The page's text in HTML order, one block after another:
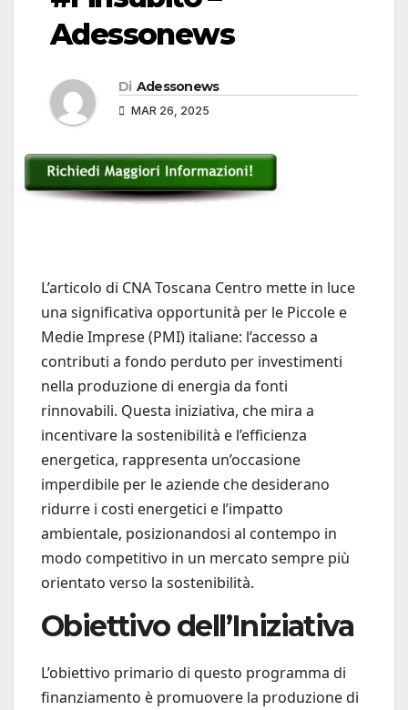
Adessonews
Di Adessonews
MAR 26, 2025
L’articolo di CNA Toscana Centro mette in luce
una significativa opportunità per le Piccole e
Medie Imprese (PMI) italiane: l’accesso a
contributi a fondo perduto per investimenti
nella produzione di energia da fonti
rinnovabili. Questa iniziativa, che mira a
incentivare la sostenibilità e l’efficienza
energetica, rappresenta un’occasione
imperdibile per le aziende che desiderano
ridurre i costi energetici e l’impatto
ambientale, posizionandosi al contempo in
modo competitivo in un mercato sempre più
orientato verso la sostenibilità.
Obiettivo dell’Iniziativa
L’obiettivo primario di questo programma di
finanziamento è promuovere la produzione di